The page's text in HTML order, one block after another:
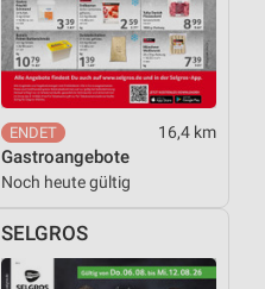
16,4 km
Gastroangebote
Noch heute gültig
SELGROS